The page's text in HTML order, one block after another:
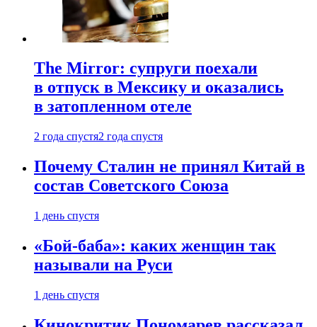
The Mirror: супруги поехали
в отпуск в Мексику и оказались
в затопленном отеле
2 года спустя2 года спустя
Почему Сталин не принял Китай в
состав Советского Союза
1 день спустя
«Бой-баба»: каких женщин так
называли на Руси
1 день спустя